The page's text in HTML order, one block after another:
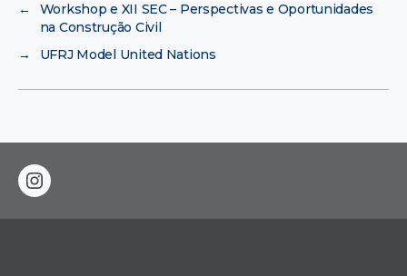
←
Workshop e XII SEC – Perspectivas e Oportunidades
na Construção Civil
→
UFRJ Model United Nations
instagram